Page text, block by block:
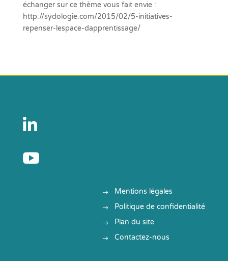
échanger sur ce thème vous fait envie :
http://sydologie.com/2015/02/5-initiatives-
repenser-lespace-dapprentissage/


Mentions légales
Politique de confidentialité
Plan du site
Contactez-nous